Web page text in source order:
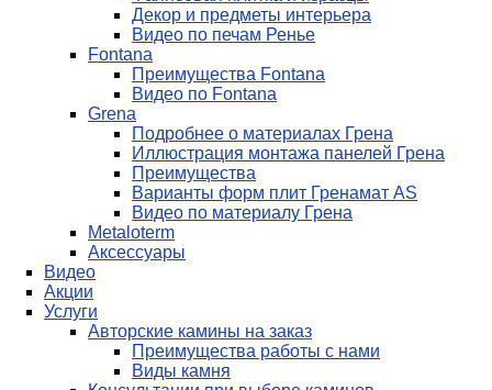
Декор и предметы интерьера
Видео по печам Ренье
Fontana
Преимущества Fontana
Видео по Fontana
Grena
Подробнее о материалах Грена
Иллюстрация монтажа панелей Грена
Преимущества
Варианты форм плит Гренамат AS
Видео по материалу Грена
Metaloterm
Аксессуары
Видео
Акции
Услуги
Авторские камины на заказ
Преимущества работы с нами
Виды камня